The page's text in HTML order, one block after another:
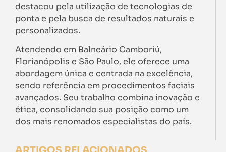
destacou pela utilização de tecnologias de
ponta e pela busca de resultados naturais e
personalizados.
Atendendo em Balneário Camboriú,
Florianópolis e São Paulo, ele oferece uma
abordagem única e centrada na excelência,
sendo referência em procedimentos faciais
avançados. Seu trabalho combina inovação e
ética, consolidando sua posição como um
dos mais renomados especialistas do país.